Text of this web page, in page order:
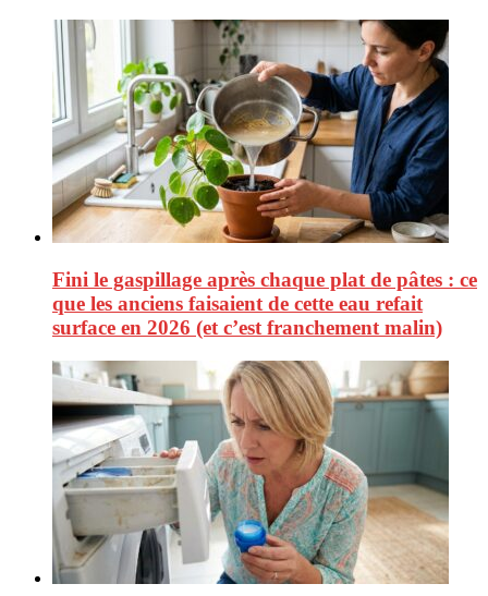
Fini le gaspillage après chaque plat de pâtes : ce
que les anciens faisaient de cette eau refait
surface en 2026 (et c’est franchement malin)